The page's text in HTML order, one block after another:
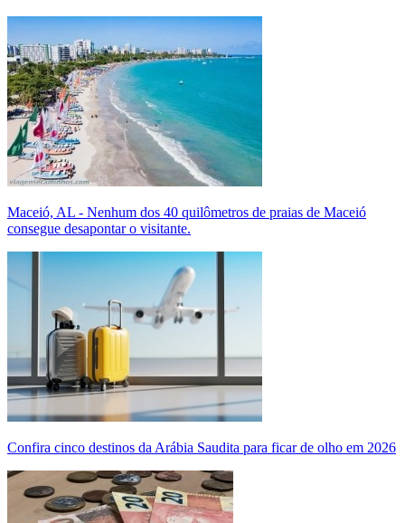
Maceió, AL - Nenhum dos 40 quilômetros de praias de Maceió
consegue desapontar o visitante.
Confira cinco destinos da Arábia Saudita para ficar de olho em 2026